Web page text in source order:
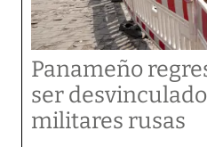
Panameño
ser
militares rusas